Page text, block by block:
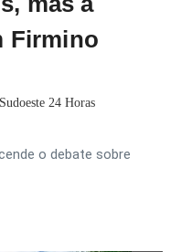
Firmino
24 Horas
o debate sobre